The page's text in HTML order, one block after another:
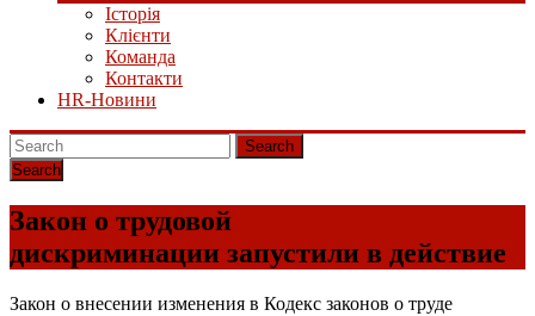
Історія
Клієнти
Команда
Контакти
HR-Новини
Search
Закон о трудовой
дискриминации запустили в действие
Закон о внесении изменения в Кодекс законов о труде